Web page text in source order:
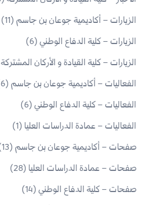
الزيارات – أكاديمية جوعان بن جاسم (11)
الزيارات – كلية الدفاع الوطني (6)
الزيارات – كلية القيادة و الأركان المشتركة
الفعاليات – أكاديمية جوعان بن جاسم (6)
الفعاليات – كلية الدفاع الوطني (6)
الفعاليات – عمادة الدراسات العليا (1)
صفحات – أكاديمية جوعان بن جاسم (13)
صفحات – عمادة الدراسات العليا (28)
صفحات – كلية الدفاع الوطني (14)